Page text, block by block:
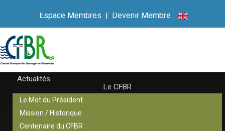
Espace Membres | Devenir Membre
Actualités
Le CFBR
Le Mot du Président
Mission / Historique
Centenaire du CFBR